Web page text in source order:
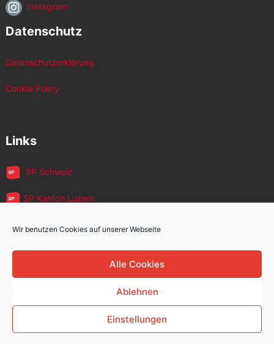
Wir benutzen Cookies auf unserer Webseite
Alle Cookies
Ablehnen
Einstellungen
Instagram
Datenschutz
Datenschutzerklärung
Cookie Policy
Links
SP Schweiz
SP Kanton Luzern
JUSO Luzern
SP MigrantInnen
SP 60+
Sozialdemokratische Partei KriensCopyright © 2026.